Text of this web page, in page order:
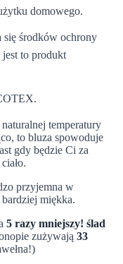
domowego.
środków ochrony
to produkt
temperatury
to bluza spowoduje
gdy będzie Ci za
przyjemna w
miękka.
5 razy mniejszy! ślad
zużywają 33